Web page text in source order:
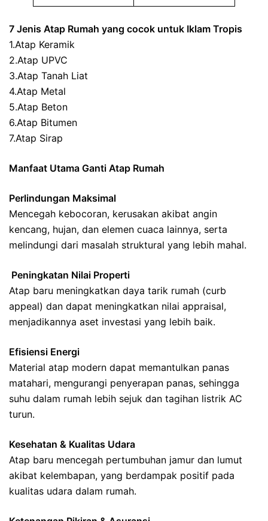
7 Jenis Atap Rumah yang cocok untuk Iklam Tropis
1.Atap Keramik
2.Atap UPVC
3.Atap Tanah Liat
4.Atap Metal
5.Atap Beton
6.Atap Bitumen
7.Atap Sirap
Manfaat Utama Ganti Atap Rumah
Perlindungan Maksimal
Mencegah kebocoran, kerusakan akibat angin
kencang, hujan, dan elemen cuaca lainnya, serta
melindungi dari masalah struktural yang lebih mahal.
Peningkatan Nilai Properti
Atap baru meningkatkan daya tarik rumah (curb
appeal) dan dapat meningkatkan nilai appraisal,
menjadikannya aset investasi yang lebih baik.
Efisiensi Energi
Material atap modern dapat memantulkan panas
matahari, mengurangi penyerapan panas, sehingga
suhu dalam rumah lebih sejuk dan tagihan listrik AC
turun.
Kesehatan & Kualitas Udara
Atap baru mencegah pertumbuhan jamur dan lumut
akibat kelembapan, yang berdampak positif pada
kualitas udara dalam rumah.